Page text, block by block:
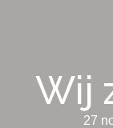
Wij
27